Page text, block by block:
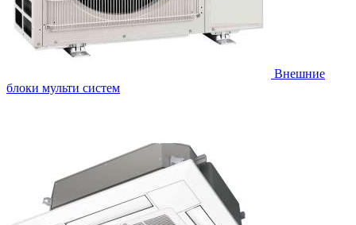
Внешние
блоки мульти систем